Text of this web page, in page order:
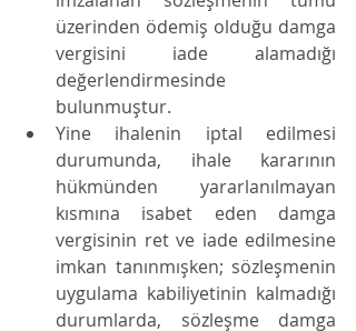
üzerinden ödemiş olduğu damga
vergisini iade alamadığı
değerlendirmesinde
bulunmuştur.
Yine ihalenin iptal edilmesi
durumunda, ihale kararının
hükmünden yararlanılmayan
kısmına isabet eden damga
vergisinin ret ve iade edilmesine
imkan tanınmışken; sözleşmenin
uygulama kabiliyetinin kalmadığı
durumlarda, sözleşme damga